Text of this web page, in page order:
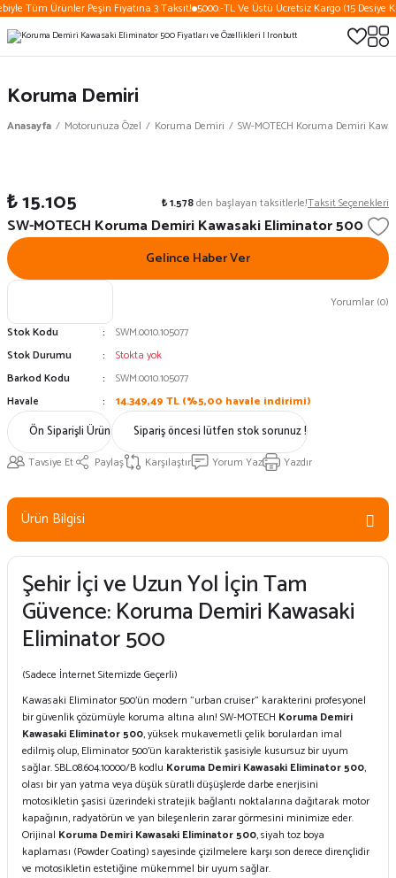
Tüm Ürünler Peşin Fiyatına 3 Taksit! 5000.-TL Ve Üstü Ücretsiz Kargo (15 Desiye
Koruma Demiri
Anasayfa Motorunuza Özel Koruma Demiri SW-MOTECH Koruma Demiri
Yorumlar (0)
SW-MOTECH Koruma Demiri Kawasaki Eliminator 500
₺ 15.105 ₺ 1.578den başlayan taksitlerle!Taksit Seçenekleri
Stok Kodu
SWM.0010.105077
Stok Durumu
Stokta yok
Barkod Kodu
SWM.0010.105077
Havale
14.349,49 TL (%5,00 havale indirimi)
Gelince Haber Ver
Ön Siparişli Ürün Sipariş öncesi lütfen stok sorunuz !
Tavsiye Et Paylaş Karşılaştır Yorum Yaz Yazdır
Ürün Bilgisi
Şehir İçi ve Uzun Yol İçin Tam
Güvence: Koruma Demiri Kawasaki
Eliminator 500
(Sadece İnternet Sitemizde Geçerli)
Kawasaki Eliminator 500’ün modern "urban cruiser" karakterini profesyonel
bir güvenlik çözümüyle koruma altına alın! SW-MOTECH Koruma Demiri
Kawasaki Eliminator 500, yüksek mukavemetli çelik borulardan imal
edilmiş olup, Eliminator 500’ün karakteristik şasisiyle kusursuz bir uyum
sağlar. SBL.08.604.10000/B kodlu Koruma Demiri Kawasaki Eliminator 500,
olası bir yan yatma veya düşük süratli düşüşlerde darbe enerjisini
motosikletin şasisi üzerindeki stratejik bağlantı noktalarına dağıtarak motor
kapağının, radyatörün ve yan bileşenlerin zarar görmesini minimize eder.
Orijinal Koruma Demiri Kawasaki Eliminator 500, siyah toz boya
kaplaması (Powder Coating) sayesinde çizilmelere karşı son derece dirençlidir
ve motosikletin estetiğine mükemmel bir uyum sağlar.